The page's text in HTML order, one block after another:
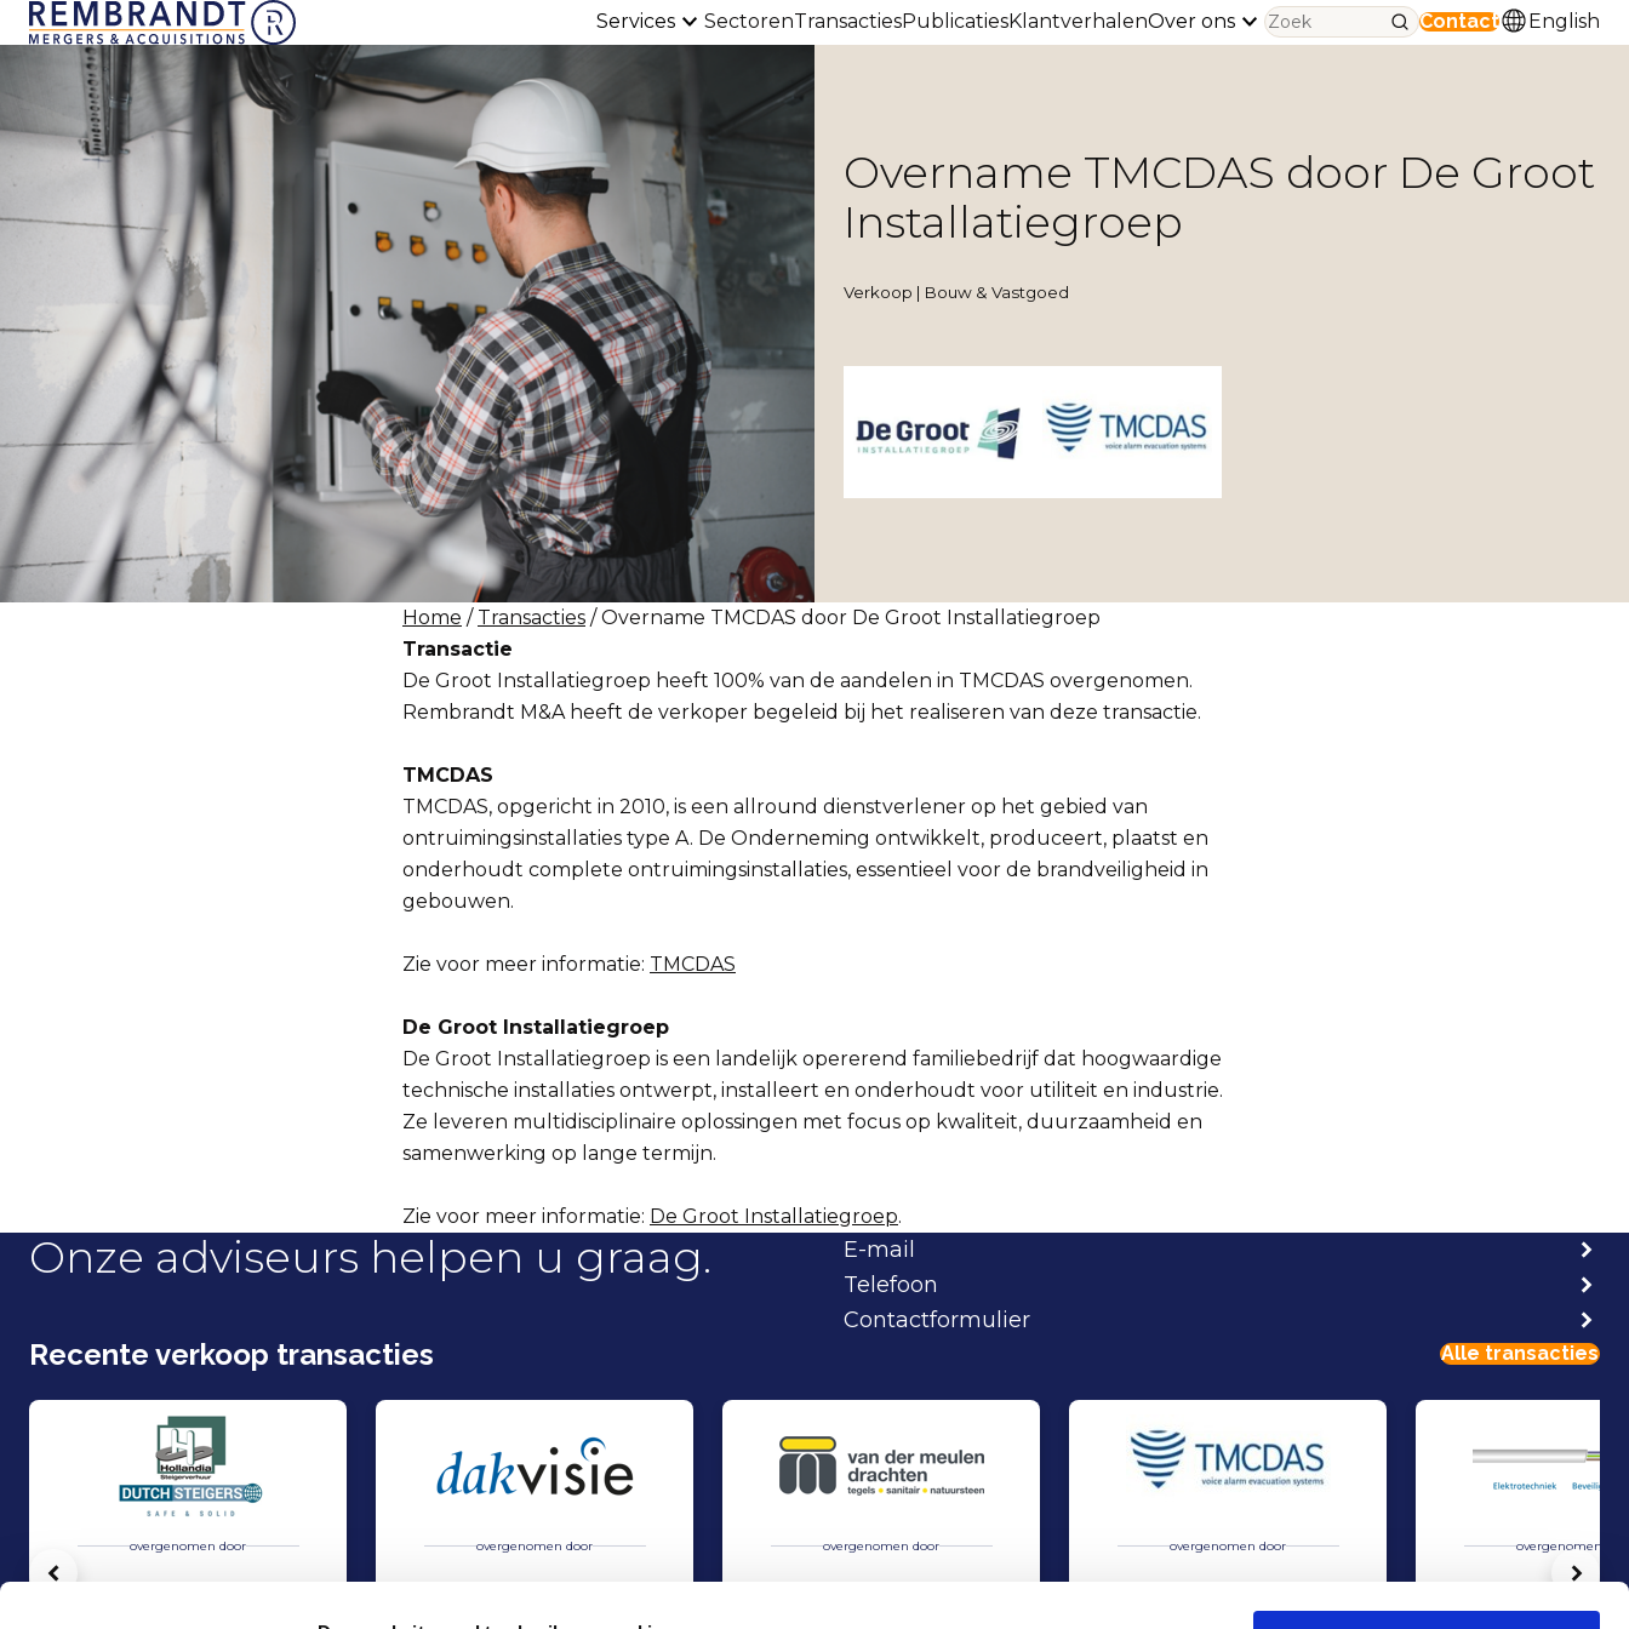
Services SectorenTransactiesPublicatiesKlantverhalenOver ons Contact English
Overname TMCDAS door De Groot
Installatiegroep
Verkoop | Bouw & Vastgoed
Home / Transacties / Overname TMCDAS door De Groot Installatiegroep
Transactie
De Groot Installatiegroep heeft 100% van de aandelen in TMCDAS overgenomen.
Rembrandt M&A heeft de verkoper begeleid bij het realiseren van deze transactie.
TMCDAS
TMCDAS, opgericht in 2010, is een allround dienstverlener op het gebied van
ontruimingsinstallaties type A. De Onderneming ontwikkelt, produceert, plaatst en
onderhoudt complete ontruimingsinstallaties, essentieel voor de brandveiligheid in
gebouwen.
Zie voor meer informatie: TMCDAS
De Groot Installatiegroep
De Groot Installatiegroep is een landelijk opererend familiebedrijf dat hoogwaardige
technische installaties ontwerpt, installeert en onderhoudt voor utiliteit en industrie.
Ze leveren multidisciplinaire oplossingen met focus op kwaliteit, duurzaamheid en
samenwerking op lange termijn.
Zie voor meer informatie: De Groot Installatiegroep.
Onze adviseurs helpen u graag.
E-mail
Telefoon
Contactformulier
Recente verkoop transacties Alle transacties
overgenomen door overgenomen door overgenomen door overgenomen door overgenomen
Vorige